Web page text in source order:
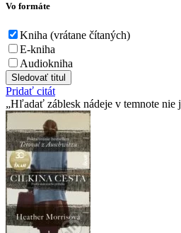
Vo formáte
Kniha (vrátane čítaných)
E-kniha
Audiokniha
Sledovať titul
Pridať citát
Hľadať záblesk nádeje v temnote nie